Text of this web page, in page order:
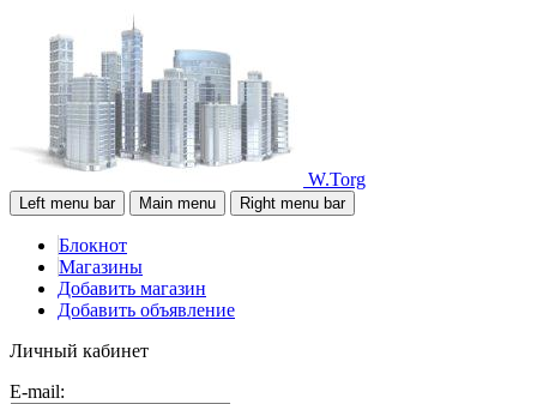
W.Torg
Left menu bar Main menu Right menu bar
Блокнот
Магазины
Добавить магазин
Добавить объявление
Личный кабинет
E-mail: